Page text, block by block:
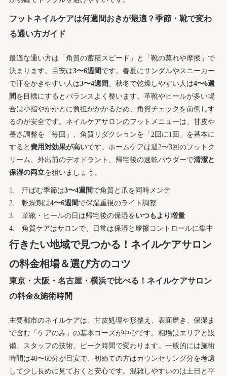
フットネイルケアは何週間おきが最適？季節・靴で変わ
る通い方ガイド
最適な通い方は「角質の蓄積スピード」と「靴の蒸れや摩擦」で
決まります。目安は3〜6週間 です。春夏にサンダルやスニーカー
で汗をかきやすい人は3〜4週間 、秋冬で乾燥しやすい人は4〜6週
間 を目標にするとバランスよく整います。革靴やヒールが多い場
合は小指やかかとに負担がかかるため、角質チェックを前倒しす
るのが安全です。ネイルケアサロンのフットメニューは、甘皮や
長さ調整を「毎回」、角質リダクションを「2回に1回」を基本に
すると 費用対効果が高いです。ホームケアは週2〜3回のフットク
リーム、外出前のデオドラント、帰宅後の速乾パウダーで清潔と
保湿の両立を狙いましょう。
汗ばむ季節は3〜4週間 で角質と爪を同時メンテ
乾燥期は4〜6週間 で保湿重視のライト調整
革靴・ヒールの日は帰宅後の保湿をいつもより増量
角質ケアはサロンで、日常は保湿と摩擦コントロールに集中
行きたい地域で見つかる！ネイルケアサロン
の料金相場＆選び方のコツ
東京・大阪・名古屋・横浜で比べる！ネイルケアサロン
の料金&施術時間
主要都市のネイルケアは、甘皮処理や形整え、表面磨き、保湿ま
で含む「ケアのみ」の基本コースが中心です。相場はエリアと設
備、スタッフの技術、ピーク時間で変わります。一般的には施術
時間は40〜60分が目安で、初めての方はカウンセリング分を考慮
して少し長めに見ておくと安心です。混雑しやすいのは土日と平